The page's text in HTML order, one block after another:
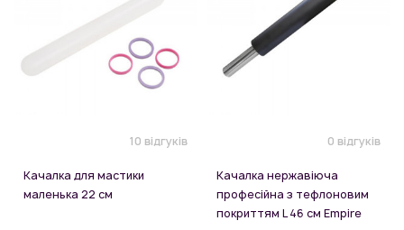
10 відгуків
Качалка для мастики
маленька 22 см
0 відгуків
Качалка нержавіюча
професійна з тефлоновим
покриттям L 46 см Empire